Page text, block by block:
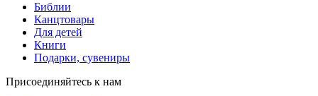
Библии
Канцтовары
Для детей
Книги
Подарки, сувениры
Присоединяйтесь к нам